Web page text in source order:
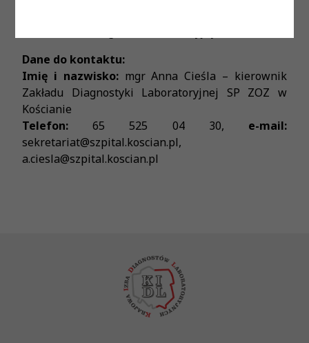
Dane do kontaktu:
Imię i nazwisko:mgr Anna Cieśla – kierownik
Zakładu Diagnostyki Laboratoryjnej SP ZOZ w
Kościanie
Telefon:65 525 04 30, e-mail:
sekretariat@szpital.koscian.pl,
a.ciesla@szpital.koscian.pl